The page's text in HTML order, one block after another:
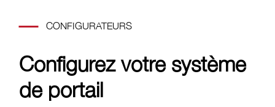
CONFIGURATEURS
Configurez votre système
de portail